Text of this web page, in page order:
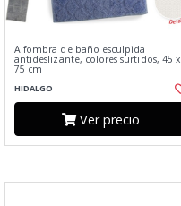
Alfombra de baño esculpida
antideslizante, colores surtidos, 45 x
75 cm
HIDALGO
Ver precio